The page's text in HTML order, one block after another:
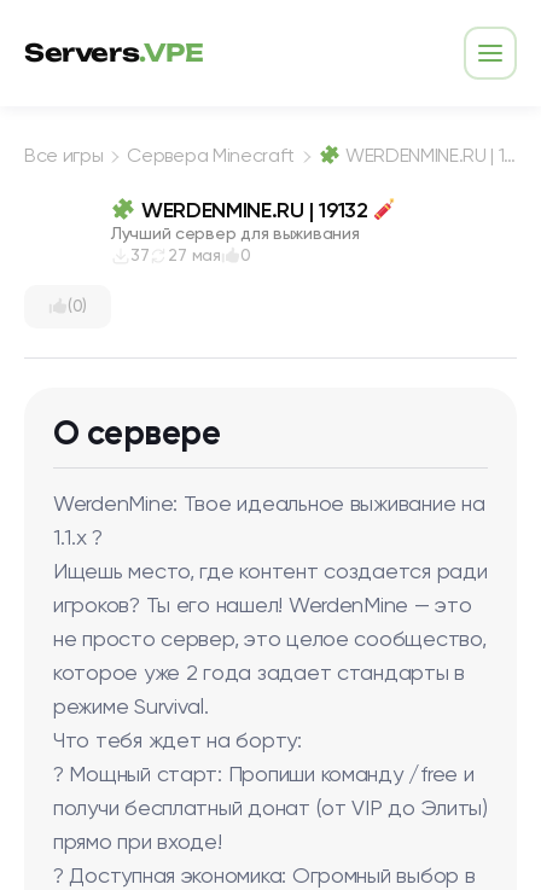
Servers.VPE
Все игры Сервера Minecraft WERDENMINE.RU | 19132
(0)
WERDENMINE.RU | 19132
Лучший сервер для выживания
37
27 мая 0
О сервере
WerdenMine: Твое идеальное выживание на
1.1.x ?
Ищешь место, где контент создается ради
игроков? Ты его нашел! WerdenMine — это
не просто сервер, это целое сообщество,
которое уже 2 года задает стандарты в
режиме Survival.
Что тебя ждет на борту:
? Мощный старт: Пропиши команду /free и
получи бесплатный донат (от VIP до Элиты)
прямо при входе!
? Доступная экономика: Огромный выбор в